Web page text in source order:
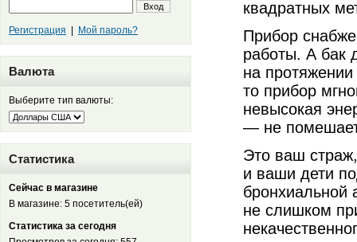
Вход
Регистрация Мой пароль?
Валюта
Выберите тип валюты:
Статистика
Сейчас в магазине
В магазине: 5 посетитель(ей)
Статистика за сегодня
квадратных
Прибор
работы. А бак
на
то прибор
невысокая
— не помешает
Это ваш
и ваши дети
бронхиальной
не слишком